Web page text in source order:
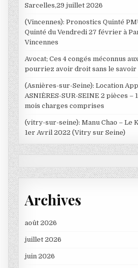
Sarcelles,29 juillet 2026
(Vincennes): Pronostics Quinté
Quinté du Vendredi 27 février à
Vincennes
Avocat; Ces 4 congés méconnus
pourriez avoir droit sans le savoir
(Asnières-sur-Seine): Location
ASNIÈRES-SUR-SEINE 2 pièces –
mois charges comprises
(vitry-sur-seine): Manu Chao – Le
1er Avril 2022 (Vitry sur Seine)
Archives
août 2026
juillet 2026
juin 2026